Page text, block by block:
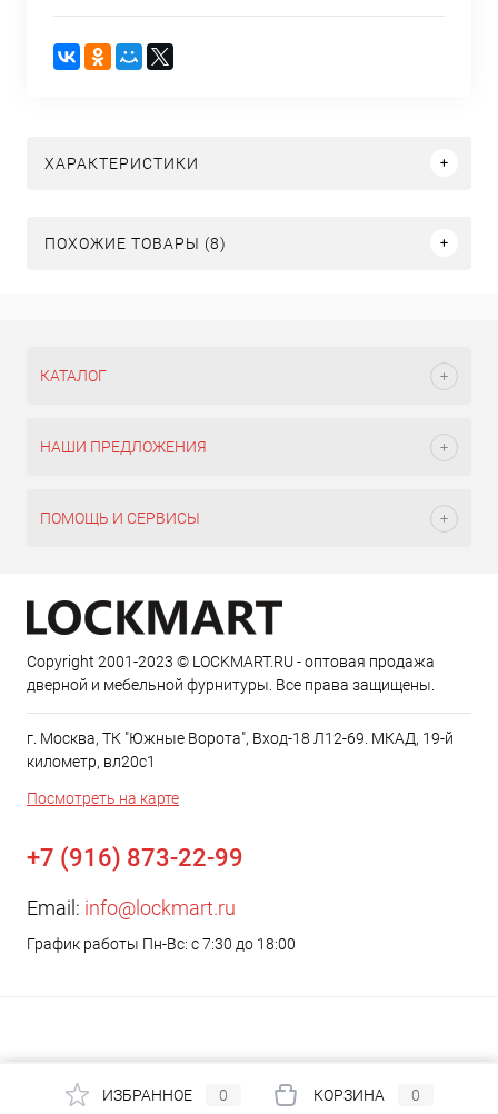
ХАРАКТЕРИСТИКИ
ПОХОЖИЕ ТОВАРЫ (8)
КАТАЛОГ
НАШИ ПРЕДЛОЖЕНИЯ
ПОМОЩЬ И СЕРВИСЫ
Copyright 2001-2023 © LOCKMART.RU - оптовая продажа
дверной и мебельной фурнитуры. Все права защищены.
г. Москва, ТК "Южные Ворота", Вход-18 Л12-69. МКАД, 19-й
километр, вл20с1
Посмотреть на карте
+7 (916) 873-22-99
Email: info@lockmart.ru
График работы Пн-Вс: с 7:30 до 18:00
ИЗБРАННОЕ 0 КОРЗИНА 0